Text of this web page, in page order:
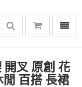
選單
開叉 原創 花
百搭 長裙